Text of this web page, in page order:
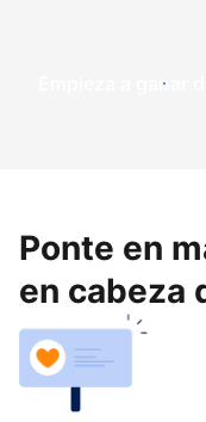
Empieza a ganar
Ponte en
en cabeza